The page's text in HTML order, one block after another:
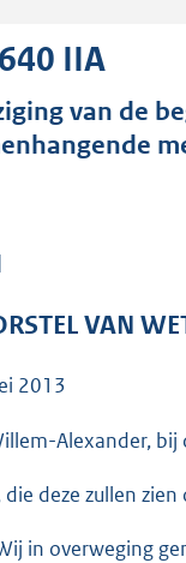
IIA
van de
VAN
2013
Alexander, bij
die deze zullen
in overweging